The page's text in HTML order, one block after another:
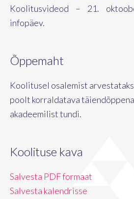
Koolitusvideod – 21.
infopäev.
Õppemaht
Koolitusel osalemist
poolt korraldatava täiendõppena
akadeemilist tundi.
Koolituse kava
Salvesta PDF formaat
Salvesta kalendrisse